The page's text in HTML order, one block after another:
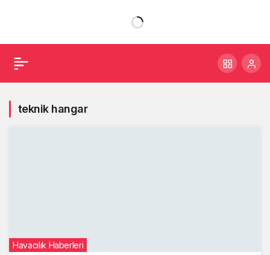
teknik hangar
Havacılık Haberleri